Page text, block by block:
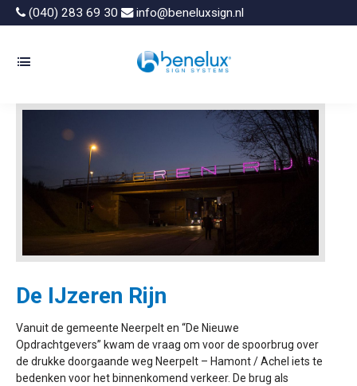
(040) 283 69 30 info@beneluxsign.nl
De IJzeren Rijn
Vanuit de gemeente Neerpelt en “De Nieuwe
Opdrachtgevers” kwam de vraag om voor de spoorbrug over
de drukke doorgaande weg Neerpelt – Hamont / Achel iets te
bedenken voor het binnenkomend verkeer. De brug als